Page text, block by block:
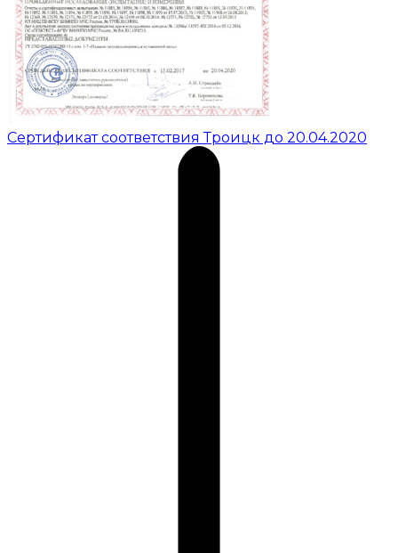
Сертификат соответствия Троицк до 20.04.2020